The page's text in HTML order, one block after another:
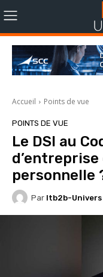
Accueil Points de vue
POINTS DE VUE
Le DSI au
personnelle
Par Itb2b-Univers